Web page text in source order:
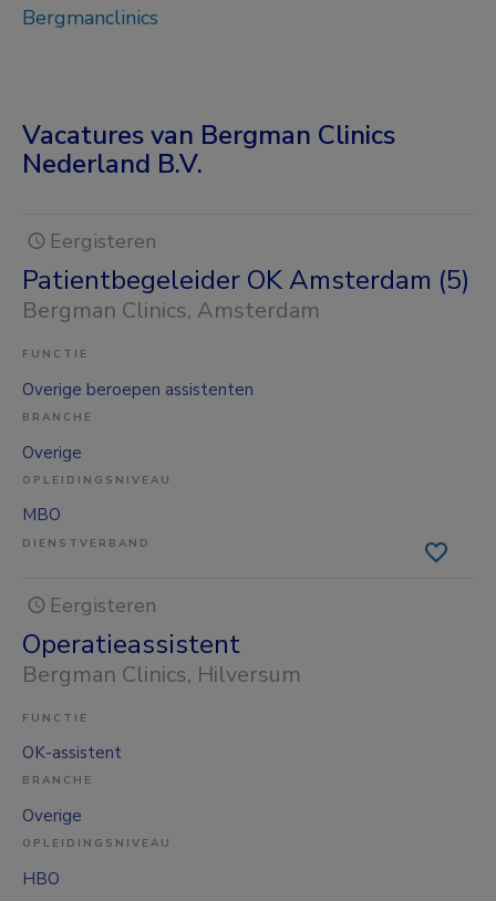
Bergmanclinics
Vacatures van Bergman Clinics
Nederland B.V.
Eergisteren
Patientbegeleider OK Amsterdam (5)
Bergman Clinics, Amsterdam
FUNCTIE
Overige beroepen assistenten
BRANCHE
Overige
OPLEIDINGSNIVEAU
MBO
DIENSTVERBAND
Eergisteren
Operatieassistent
Bergman Clinics, Hilversum
FUNCTIE
OK-assistent
BRANCHE
Overige
OPLEIDINGSNIVEAU
HBO